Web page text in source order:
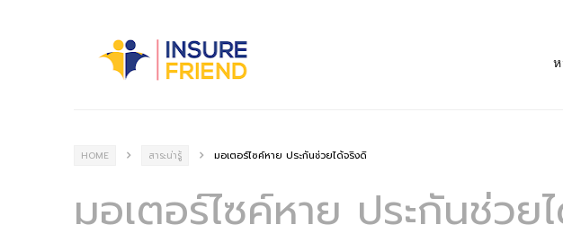
HOME สาระน่ารู้ มอเตอร์ไซค์หาย ประกันช่วยได้จริงดิ
มอเตอร์ไซค์หาย ประกันช่วย